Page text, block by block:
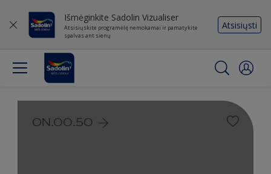
Išmėginkite Sadolin Vizualiser
Atsisiųskite programėlę nemokamai ir pamatykite
spalvas ant sienų
Atsisiųsti
ON.00.50